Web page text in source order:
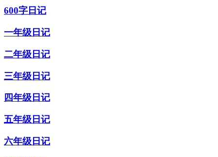
600字日记
一年级日记
二年级日记
三年级日记
四年级日记
五年级日记
六年级日记